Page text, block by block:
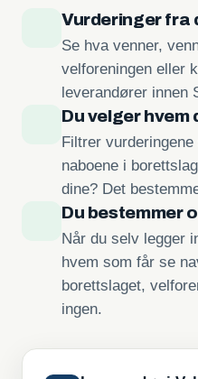
Vurderinger fra
Se hva venner,
velforeningen eller
leverandører innen
Du velger hvem
Filtrer
naboene i
dine? Det
Du bestemmer
Når du selv legger
hvem som får se
borettslaget,
ingen.